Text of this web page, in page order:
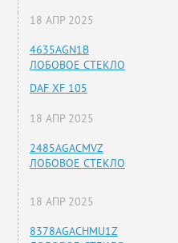
18 АПР 2025
4635AGN1B
ЛОБОВОЕ СТЕКЛО
DAF XF 105
18 АПР 2025
2485AGACMVZ
ЛОБОВОЕ СТЕКЛО
18 АПР 2025
8378AGACHMU1Z